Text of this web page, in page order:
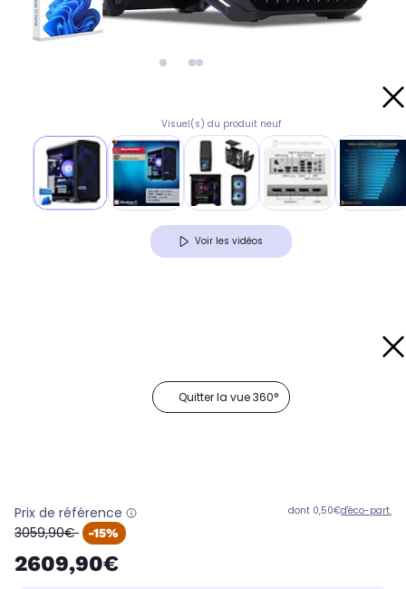
Visuel(s) du produit neuf
Voir les vidéos
Quitter la vue 360°
Prix de référence
oldPrice
3059,90€ -15%
2609,90€
dont 0,50€d'éco-part.